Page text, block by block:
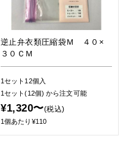
逆止弁衣類圧縮袋Ｍ ４０×
３０ＣＭ
1セット12個入
1セット(12個)から注文可能
¥1,320〜(税込)
1個あたり¥110